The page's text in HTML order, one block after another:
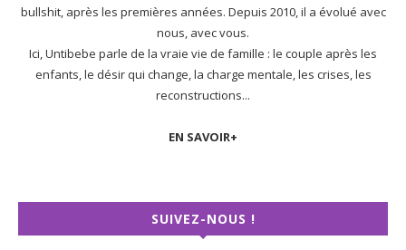
bullshit, après les premières années. Depuis 2010, il a évolué avec
nous, avec vous.
Ici, Untibebe parle de la vraie vie de famille : le couple après les
enfants, le désir qui change, la charge mentale, les crises, les
reconstructions...
EN SAVOIR+
SUIVEZ-NOUS !